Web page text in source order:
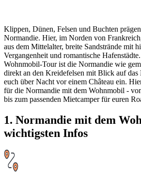
Klippen, Dünen, Felsen und Buchten
Normandie. Hier, im Norden von
aus dem Mittelalter, breite Sandstrände mit
Vergangenheit und romantische
Wohnmobil-Tour ist die Normandie wie
direkt an den Kreidefelsen mit Blick auf das
euch über Nacht vor einem Château ein.
für die Normandie mit dem Wohnmobil -
bis zum passenden Mietcamper für euren
1. Normandie mit dem
wichtigsten Infos